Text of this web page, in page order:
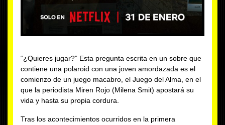
“¿Quieres jugar?” Esta pregunta escrita en un sobre que
contiene una polaroid con una joven amordazada es el
comienzo de un juego macabro, el Juego del Alma, en el
que la periodista Miren Rojo (Milena Smit) apostará su
vida y hasta su propia cordura.
Tras los acontecimientos ocurridos en la primera